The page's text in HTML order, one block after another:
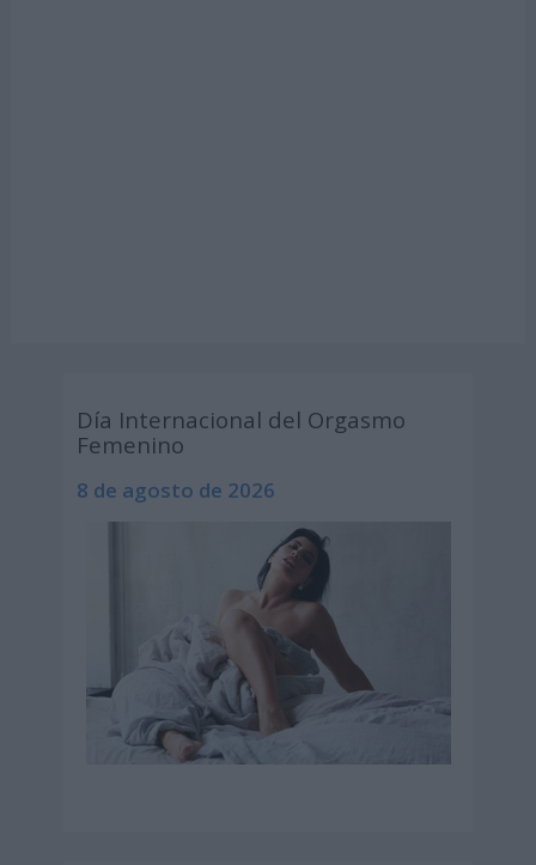
Día Internacional del Orgasmo
Femenino
8 de agosto de 2026